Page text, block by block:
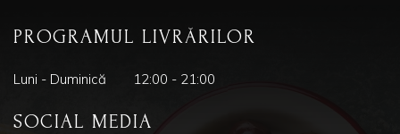
PROGRAMUL LIVRĂRILOR
Luni - Duminică 12:00 - 21:00
SOCIAL MEDIA